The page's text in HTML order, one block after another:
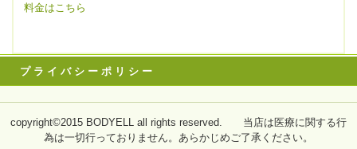
料金はこちら
プ ラ イ バ シ ー ポ リ シ ー
copyright©2015 BODYELL all rights reserved. 当店は医療に関する行
為は一切行っておりません。あらかじめご了承ください。